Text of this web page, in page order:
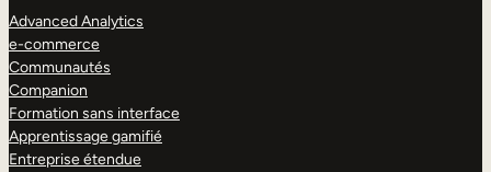
Advanced Analytics
e-commerce
Communautés
Companion
Formation sans interface
Apprentissage gamifié
Entreprise étendue